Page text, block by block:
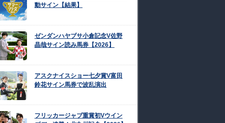
動サイン【結果】
ゼンダンハヤブサ小倉記念V佐野
晶哉サイン読み馬券【2026】
アスクナイスショー七夕賞V富田
鈴花サイン馬券で波乱演出
フリッカージャブ重賞初Vウイン